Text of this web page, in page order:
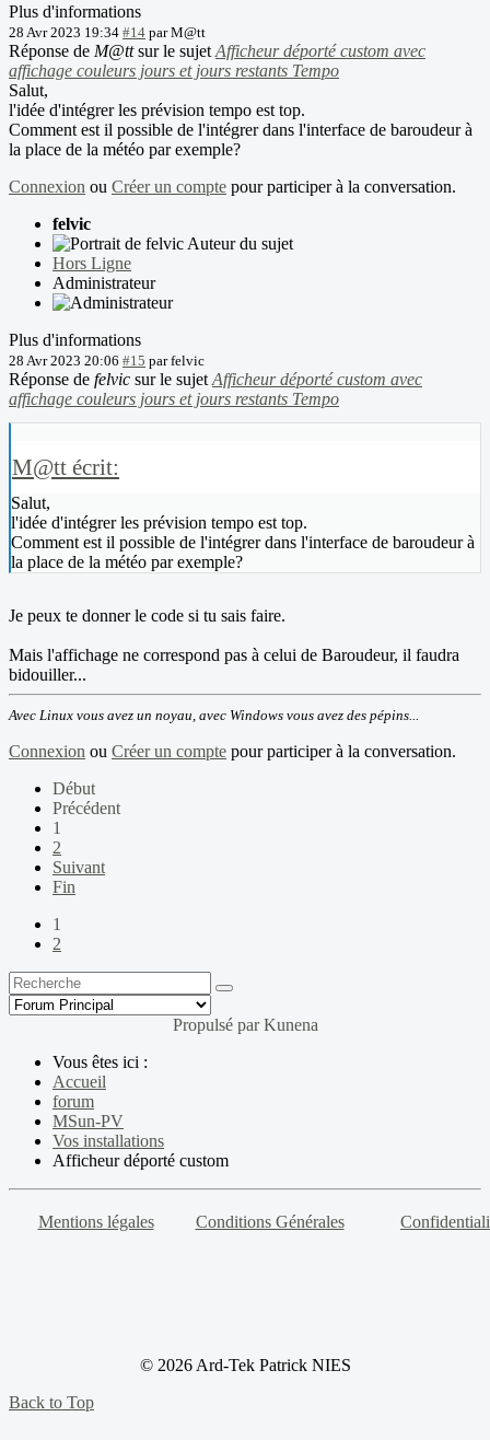
Plus d'informations
28 Avr 2023 19:34 #14 parM@tt
Réponse de M@ttsur le sujet Afficheur déporté custom avec
affichage couleurs jours et jours restants Tempo
Salut,
l'idée d'intégrer les prévision tempo est top.
Comment est il possible de l'intégrer dans l'interface de baroudeur à
la place de la météo par exemple?
Connexion ou Créer un compte pour participer à la conversation.
felvic
Auteur du sujet
Hors Ligne
Administrateur
Plus d'informations
28 Avr 2023 20:06 #15 parfelvic
Réponse de felvic sur le sujet Afficheur déporté custom avec
affichage couleurs jours et jours restants Tempo
M@tt écrit:
Salut,
l'idée d'intégrer les prévision tempo est top.
Comment est il possible de l'intégrer dans l'interface de baroudeur à
la place de la météo par exemple?
Je peux te donner le code si tu sais faire.
Mais l'affichage ne correspond pas à celui de Baroudeur, il faudra
bidouiller...
Avec Linux vous avez un noyau, avec Windows vous avez des pépins...
Connexion ou Créer un compte pour participer à la conversation.
Début
Précédent
1
2
Suivant
Fin
1
2
Propulsé parKunena
Vous êtes ici :
Accueil
forum
MSun-PV
Vos installations
Afficheur déporté custom
Mentions légales Conditions Générales
© 2026 Ard-Tek Patrick NIES
Back to Top